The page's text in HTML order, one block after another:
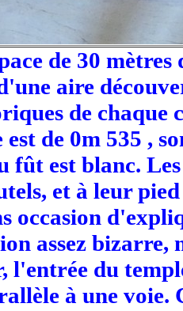
de 30
aire
de chaque
de 0m 535 ,
fût est blanc.
et à leur
occasion
assez
l'entrée du
à une voie.